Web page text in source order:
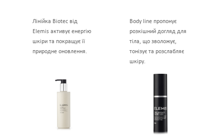
Лінійка Biotec від
Elemis активує енергію
шкіри та покращує її
природне оновлення.
Body line пропонує
розкішний догляд для
тіла, що зволожує,
тонізує та розслабляє
шкіру.